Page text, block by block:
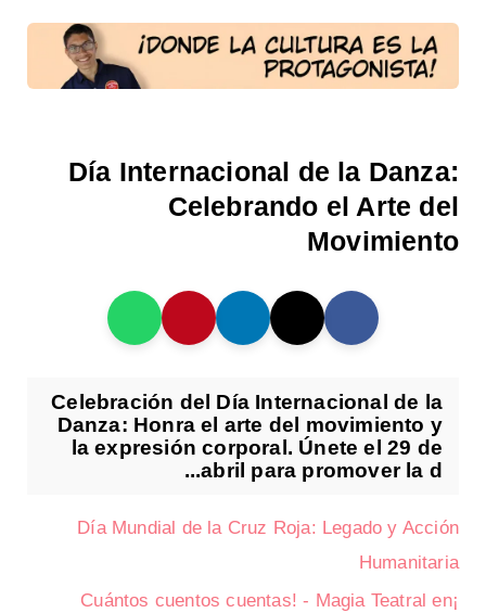
Día Internacional de la Danza:
Celebrando el Arte del
Movimiento
Celebración del Día Internacional de la
Danza: Honra el arte del movimiento y
la expresión corporal. Únete el 29 de
abril para promover la d...
Día Mundial de la Cruz Roja: Legado y Acción
Humanitaria
¡Cuántos cuentos cuentas! - Magia Teatral en